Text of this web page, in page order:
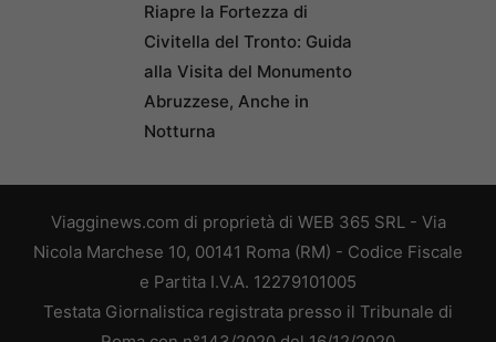
Riapre la Fortezza di
Civitella del Tronto: Guida
alla Visita del Monumento
Abruzzese, Anche in
Notturna
Viagginews.com di proprietà di WEB 365 SRL - Via
Nicola Marchese 10, 00141 Roma (RM) - Codice Fiscale
e Partita I.V.A. 12279101005
Testata Giornalistica registrata presso il Tribunale di